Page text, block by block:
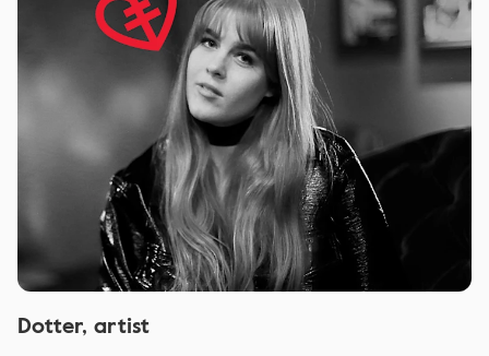
Dotter, artist